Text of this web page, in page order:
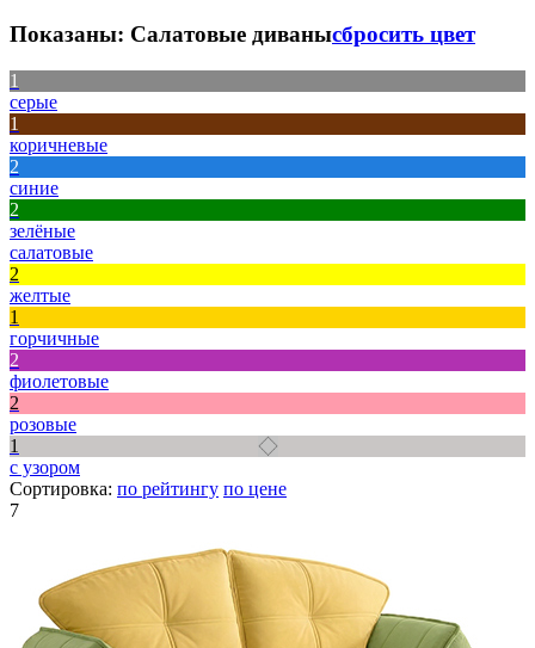
Показаны: Салатовые диванысбросить цвет
1
серые
1
коричневые
2
синие
2
зелёные
салатовые
2
желтые
1
горчичные
2
фиолетовые
2
розовые
1
с узором
Сортировка: по рейтингу по цене
7